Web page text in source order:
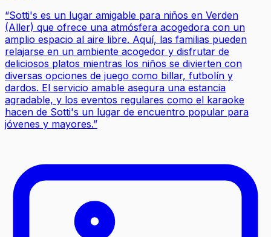
“Sotti's es un lugar amigable para niños en Verden
(Aller) que ofrece una atmósfera acogedora con un
amplio espacio al aire libre. Aquí, las familias pueden
relajarse en un ambiente acogedor y disfrutar de
deliciosos platos mientras los niños se divierten con
diversas opciones de juego como billar, futbolín y
dardos. El servicio amable asegura una estancia
agradable, y los eventos regulares como el karaoke
hacen de Sotti's un lugar de encuentro popular para
jóvenes y mayores.”